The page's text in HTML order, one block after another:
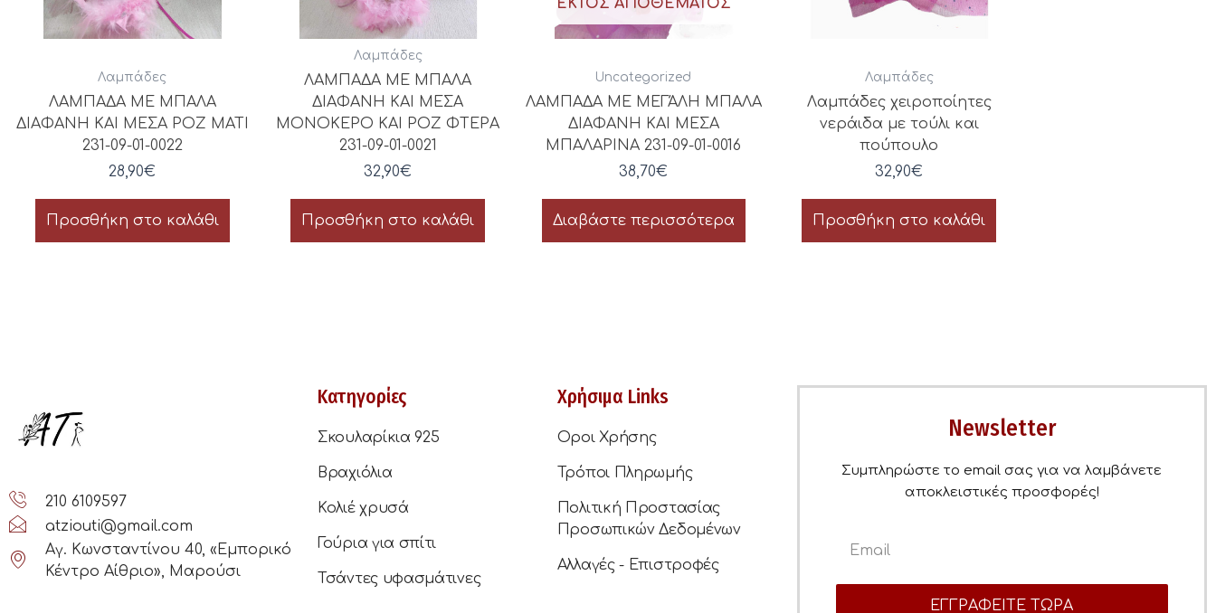
Λαμπάδες
ΛΑΜΠΑΔΑ ΜΕ ΜΠΑΛΑ
ΔΙΑΦΑΝΗ ΚΑΙ ΜΕΣΑ ΡΟΖ ΜΑΤΙ
231-09-01-0022
28,90€
Προσθήκη στο καλάθι
Λαμπάδες
ΛΑΜΠΑΔΑ ΜΕ ΜΠΑΛΑ
ΔΙΑΦΑΝΗ ΚΑΙ ΜΕΣΑ
ΜΟΝΟΚΕΡΟ ΚΑΙ ΡΟΖ ΦΤΕΡΑ
231-09-01-0021
32,90€
Προσθήκη στο καλάθι
ΕΚΤΌΣ ΑΠΟΘΈΜΑΤΟΣ
Uncategorized
ΛΑΜΠΑΔΑ ΜΕ ΜΕΓΆΛΗ ΜΠΑΛΑ
ΔΙΑΦΑΝΗ ΚΑΙ ΜΕΣΑ
ΜΠΑΛΑΡΙΝΑ 231-09-01-0016
38,70€
Διαβάστε περισσότερα
Λαμπάδες
Λαμπάδες χειροποίητες
νεράιδα με τούλι και
πούπουλο
32,90€
Προσθήκη στο καλάθι
210 6109597
atziouti@gmail.com
Αγ. Κωνσταντίνου 40, «Εμπορικό
Κέντρο Αίθριο», Μαρούσι
Κατηγορίες
Σκουλαρίκια 925
Βραχιόλια
Κολιέ χρυσά
Γούρια για σπίτι
Τσάντες υφασμάτινες
Χρήσιμα Links
Οροι Χρήσης
Τρόποι Πληρωμής
Πολιτική Προστασίας
Προσωπικών Δεδομένων
Αλλαγές - Επιστροφές
Newsletter
Συμπληρώστε το email σας για να λαμβάνετε
αποκλειστικές προσφορές!
ΕΓΓΡΑΦΕΙΤΕ ΤΩΡΑ